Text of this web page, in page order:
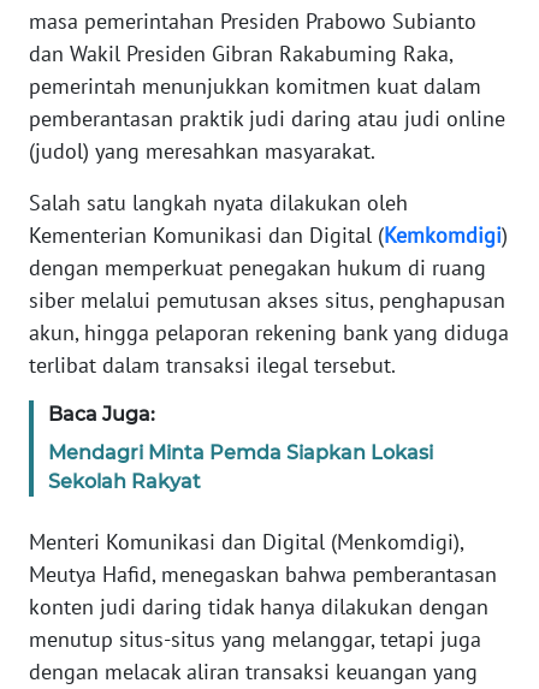
masa pemerintahan Presiden Prabowo Subianto
dan Wakil Presiden Gibran Rakabuming Raka,
pemerintah menunjukkan komitmen kuat dalam
pemberantasan praktik judi daring atau judi online
(judol) yang meresahkan masyarakat.
Salah satu langkah nyata dilakukan oleh
Kementerian Komunikasi dan Digital (Kemkomdigi)
dengan memperkuat penegakan hukum di ruang
siber melalui pemutusan akses situs, penghapusan
akun, hingga pelaporan rekening bank yang diduga
terlibat dalam transaksi ilegal tersebut.
Baca Juga:
Mendagri Minta Pemda Siapkan Lokasi
Sekolah Rakyat
Menteri Komunikasi dan Digital (Menkomdigi),
Meutya Hafid, menegaskan bahwa pemberantasan
konten judi daring tidak hanya dilakukan dengan
menutup situs-situs yang melanggar, tetapi juga
dengan melacak aliran transaksi keuangan yang
Informasi
INDEKS
BERITA
KONTAK
INFO
IKLAN
TENTANG
KAMI
PEDOMAN
MEDIA
SIBER
REDAKSI
KARIR
DISCLAIMER